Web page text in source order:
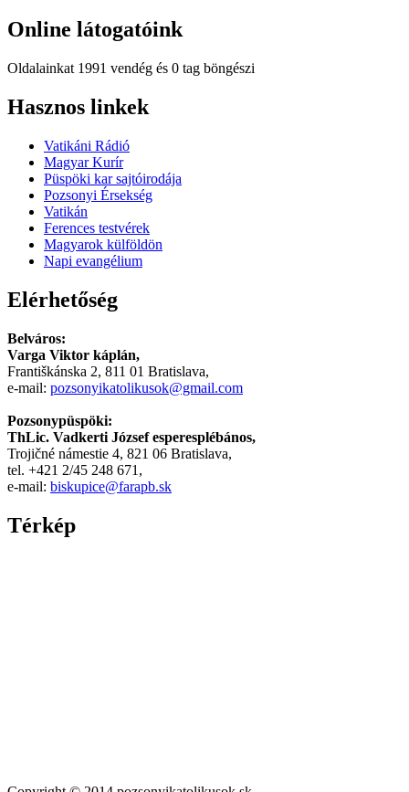
Online látogatóink
Oldalainkat 1991 vendég és 0 tag böngészi
Hindi
Blue
سكس
سكس
مترجم
سكس
مصري
Arab
Hasznos linkek
Vatikáni Rádió
Magyar Kurír
Püspöki kar sajtóirodája
Pozsonyi Érsekség
Vatikán
Ferences testvérek
Magyarok külföldön
Napi evangélium
Elérhetőség
Belváros:
Varga Viktor káplán,
Františkánska 2, 811 01 Bratislava,
e-mail: pozsonyikatolikusok@gmail.com
Pozsonypüspöki:
ThLic. Vadkerti József esperesplébános,
Trojičné námestie 4, 821 06 Bratislava,
tel. +421 2/45 248 671,
e-mail: biskupice@farapb.sk
Térkép